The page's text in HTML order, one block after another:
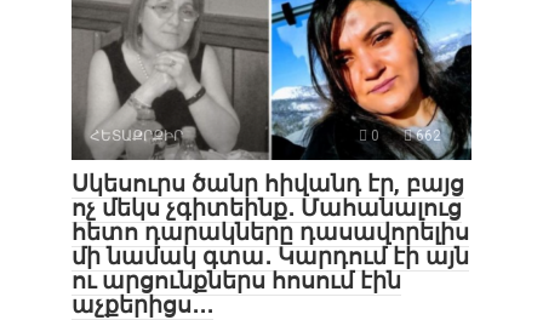
ՀԵՏԱՔՐՔԻՐ 0 662
Սկեսուրս ծանր հիվանդ էր, բայց
ոչ մեկս չգիտեինք․ Մահանալուց
հետո դարակները դասավորելիս
մի նամակ գտա․ Կարդում էի այն
ու արցունքներս հոսում էին
աչքերիցս․․․